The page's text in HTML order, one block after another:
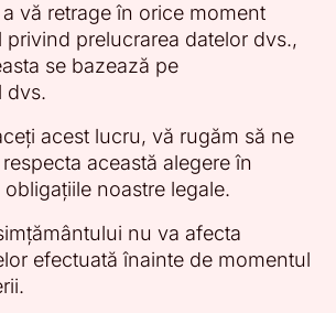
vă retrage în orice moment
prelucrarea datelor dvs.,
se bazează pe
dvs.
acest lucru, vă rugăm să ne
această alegere în
noastre legale.
nu va afecta
efectuată înainte de momentul